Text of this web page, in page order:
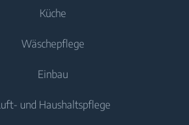
Küche
Kühlen
Kühlschränke
Gefriergeräte
Wäschepflege
Waschmaschinen
Einbau
und Haushaltspflege